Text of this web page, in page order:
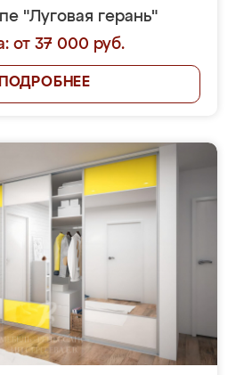
"Луговая герань"
от 37 000 руб.
ПОДРОБНЕЕ